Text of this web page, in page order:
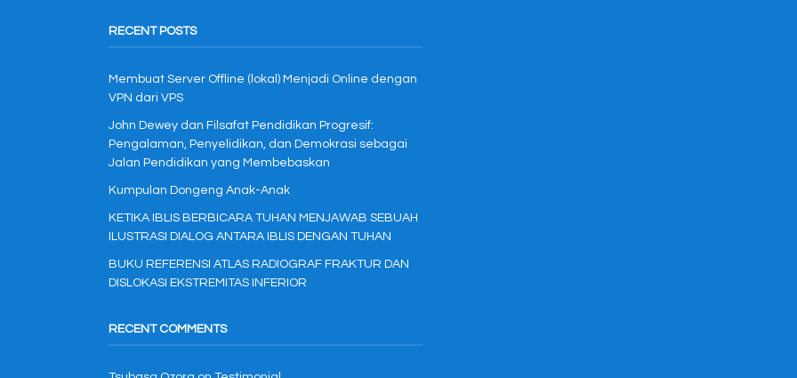
RECENT POSTS
Membuat Server Offline (lokal) Menjadi Online dengan
VPN dari VPS
John Dewey dan Filsafat Pendidikan Progresif:
Pengalaman, Penyelidikan, dan Demokrasi sebagai
Jalan Pendidikan yang Membebaskan
Kumpulan Dongeng Anak-Anak
KETIKA IBLIS BERBICARA TUHAN MENJAWAB SEBUAH
ILUSTRASI DIALOG ANTARA IBLIS DENGAN TUHAN
BUKU REFERENSI ATLAS RADIOGRAF FRAKTUR DAN
DISLOKASI EKSTREMITAS INFERIOR
RECENT COMMENTS